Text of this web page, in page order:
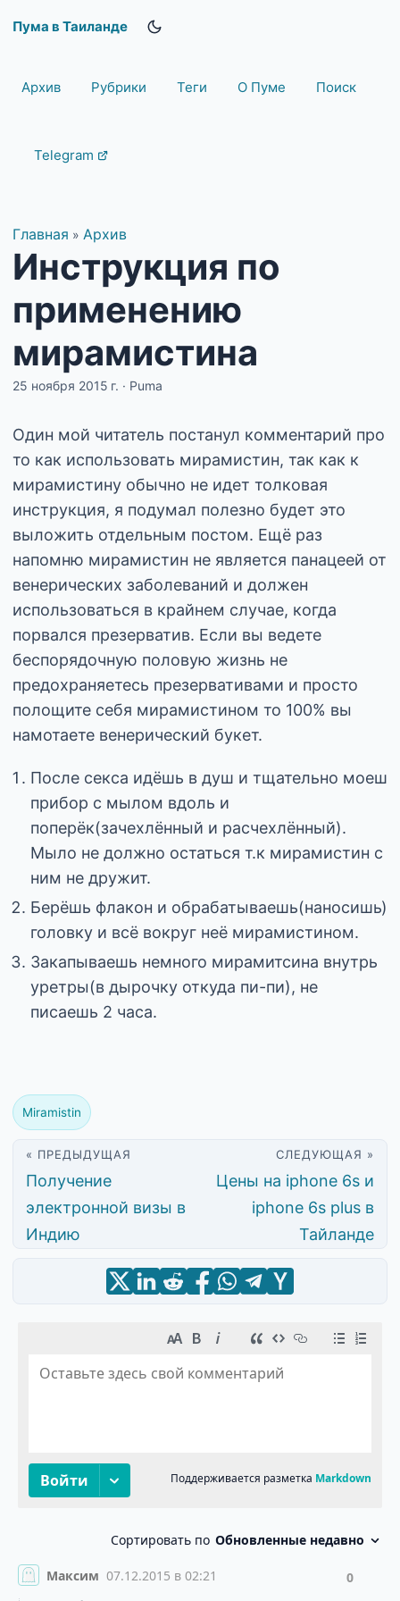
Пума в Таиланде
Архив Рубрики Теги О Пуме Поиск
Telegram
Главная » Архив
Инструкция по
применению
мирамистина
25 ноября 2015 г. · Puma
Один мой читатель постанул комментарий про
то как использовать мирамистин, так как к
мирамистину обычно не идет толковая
инструкция, я подумал полезно будет это
выложить отдельным постом. Ещё раз
напомню мирамистин не является панацеей от
венерических заболеваний и должен
использоваться в крайнем случае, когда
порвался презерватив. Если вы ведете
беспорядочную половую жизнь не
предохраняетесь презервативами и просто
полощите себя мирамистином то 100% вы
намотаете венерический букет.
После секса идёшь в душ и тщательно моеш
прибор с мылом вдоль и
поперёк(зачехлённый и расчехлённый).
Мыло не должно остаться т.к мирамистин с
ним не дружит.
Берёшь флакон и обрабатываешь(наносишь)
головку и всё вокруг неё мирамистином.
Закапываешь немного мирамитсина внутрь
уретры(в дырочку откуда пи-пи), не
писаешь 2 часа.
Miramistin
« ПРЕДЫДУЩАЯ
Получение
электронной визы в
Индию
СЛЕДУЮЩАЯ »
Цены на iphone 6s и
iphone 6s plus в
Тайланде